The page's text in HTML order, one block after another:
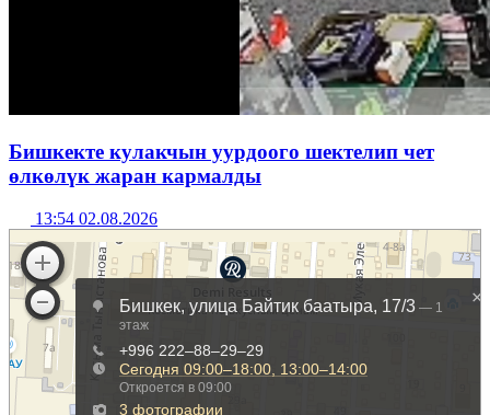
Бишкекте кулакчын уурдоого шектелип чет
өлкөлүк жаран кармалды
13:54 02.08.2026